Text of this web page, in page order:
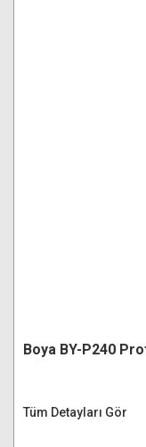
Boya BY-P240
Tüm Detayları Gör